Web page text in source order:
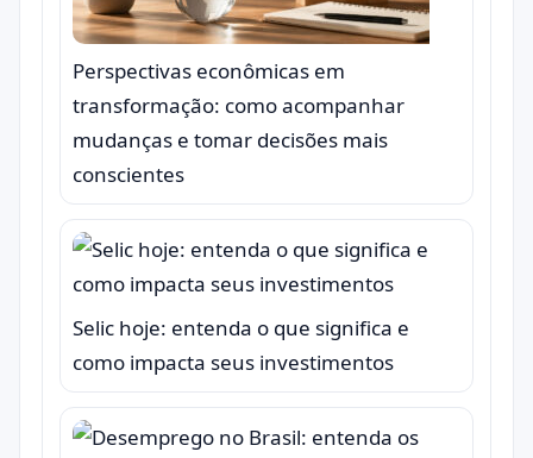
Perspectivas econômicas em
transformação: como acompanhar
mudanças e tomar decisões mais
conscientes
Selic hoje: entenda o que significa e
como impacta seus investimentos